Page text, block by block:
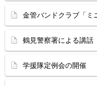
金管バンドクラブ「ミ
鶴見警察署による講話
学援隊定例会の開催